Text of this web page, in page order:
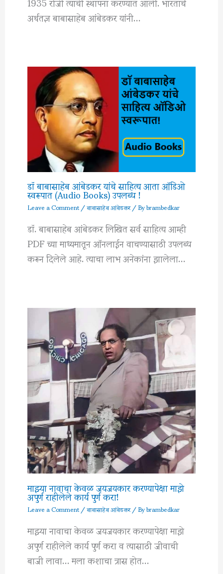
अर्थतज्ञ बाबासाहेब आंबेडकर यांनी…
डॉ बाबासाहेब आंबेडकर यांचे साहित्य आता ऑडिओ
स्वरूपात (Audio Books) उपलब्ध !
Leave a Comment/बाबासाहेब आंबेडकर/ Bybrambedkar
डॉ. बाबासाहेब आंबेडकर लिखित सर्व साहित्य आम्ही
PDF च्या माध्यमातून ऑनलाईन वाचण्यासाठी उपलब्ध
करून दिलेले आहे. त्याचा लाभ अनेकांना झालेला…
माझ्या नावाचा केवळ जयजयकार करण्यापेक्षा माझे
अपुर्ण राहीलेले कार्य पुर्ण करा!
Leave a Comment/बाबासाहेब आंबेडकर/ Bybrambedkar
माझ्या नावाचा केवळ जयजयकार करण्यापेक्षा माझे
अपुर्ण राहीलेले कार्य पुर्ण करा व त्यासाठी जीवाची
बाजी लावा… मला कशाचा त्रास होत…